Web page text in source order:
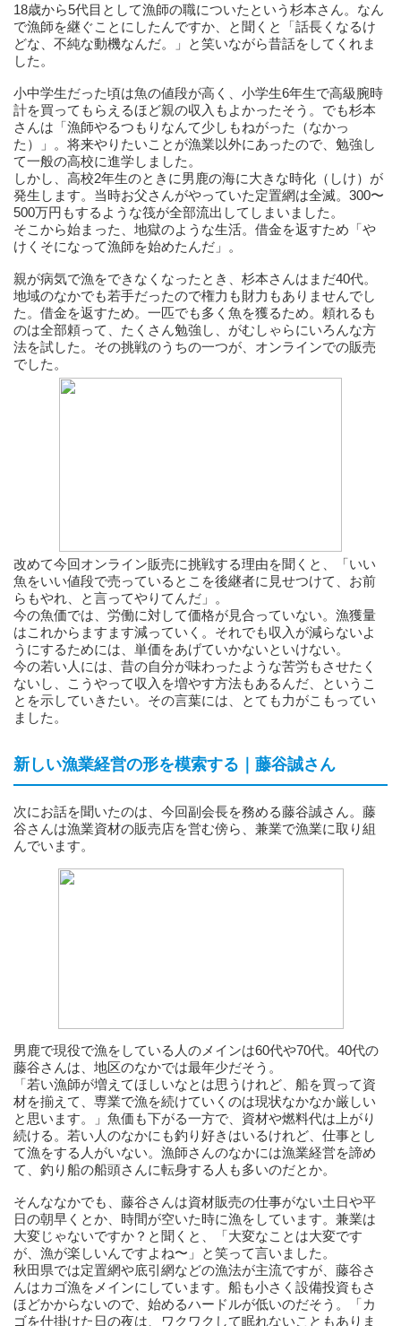
18歳から5代目として漁師の職についたという杉本さん。なん
で漁師を継ぐことにしたんですか、と聞くと「話長くなるけ
どな、不純な動機なんだ。」と笑いながら昔話をしてくれま
した。
小中学生だった頃は魚の値段が高く、小学生6年生で高級腕時
計を買ってもらえるほど親の収入もよかったそう。でも杉本
さんは「漁師やるつもりなんて少しもねがった（なかっ
た）」。将来やりたいことが漁業以外にあったので、勉強し
て一般の高校に進学しました。
しかし、高校2年生のときに男鹿の海に大きな時化（しけ）が
発生します。当時お父さんがやっていた定置網は全滅。300〜
500万円もするような筏が全部流出してしまいました。
そこから始まった、地獄のような生活。借金を返すため「や
けくそになって漁師を始めたんだ」。
親が病気で漁をできなくなったとき、杉本さんはまだ40代。
地域のなかでも若手だったので権力も財力もありませんでし
た。借金を返すため。一匹でも多く魚を獲るため。頼れるも
のは全部頼って、たくさん勉強し、がむしゃらにいろんな方
法を試した。その挑戦のうちの一つが、オンラインでの販売
でした。
改めて今回オンライン販売に挑戦する理由を聞くと、「いい
魚をいい値段で売っているとこを後継者に見せつけて、お前
らもやれ、と言ってやりてんだ」。
今の魚価では、労働に対して価格が見合っていない。漁獲量
はこれからますます減っていく。それでも収入が減らないよ
うにするためには、単価をあげていかないといけない。
今の若い人には、昔の自分が味わったような苦労もさせたく
ないし、こうやって収入を増やす方法もあるんだ、というこ
とを示していきたい。その言葉には、とても力がこもってい
ました。
新しい漁業経営の形を模索する｜藤谷誠さん
次にお話を聞いたのは、今回副会長を務める藤谷誠さん。藤
谷さんは漁業資材の販売店を営む傍ら、兼業で漁業に取り組
んでいます。
男鹿で現役で漁をしている人のメインは60代や70代。40代の
藤谷さんは、地区のなかでは最年少だそう。
「若い漁師が増えてほしいなとは思うけれど、船を買って資
材を揃えて、専業で漁を続けていくのは現状なかなか厳しい
と思います。」魚価も下がる一方で、資材や燃料代は上がり
続ける。若い人のなかにも釣り好きはいるけれど、仕事とし
て漁をする人がいない。漁師さんのなかには漁業経営を諦め
て、釣り船の船頭さんに転身する人も多いのだとか。
そんななかでも、藤谷さんは資材販売の仕事がない土日や平
日の朝早くとか、時間が空いた時に漁をしています。兼業は
大変じゃないですか？と聞くと、「大変なことは大変です
が、漁が楽しいんですよね〜」と笑って言いました。
秋田県では定置網や底引網などの漁法が主流ですが、藤谷さ
んはカゴ漁をメインにしています。船も小さく設備投資もさ
ほどかからないので、始めるハードルが低いのだそう。「カ
ゴを仕掛けた日の夜は、ワクワクして眠れないこともありま